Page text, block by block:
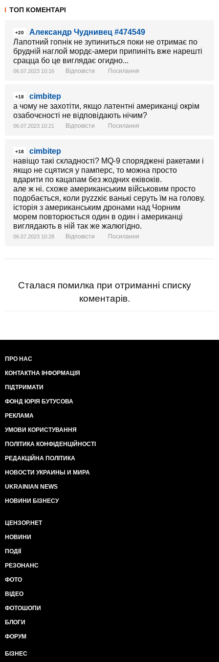
ТОП КОМЕНТАРІ
+20
Александр Чуднивец #474549
Лапотний гопнік не зупиниться поки не отримає по
брудній наглой мордє-амери припиніть вже нарешті
срацца бо це виглядає огидно...
06.07.2023 10:16 Відповісти Посилання
+18
cimbitep
а чому не захотіти, якщо латентні американці окрім
озабочєності не відповідають нічим?
06.07.2023 10:21 Відповісти Посилання
+18
cimbitep
навіщо такі складності? MQ-9 споряджені ракетами і
якщо не сцятися у памперс, то можна просто
вдарити по кацапам без жодних еківоків.
але ж ні. схоже американським військовим просто
подобається, коли руzzкіє ванькі серуть їм на голову.
історія з американським дронами над Чорним
морем повторюється один в один і американці
виглядають в ній так же жалюгідно.
06.07.2023 10:28 Відповісти Посилання
Сталася помилка при отриманні списку
коментарів.
ПРО НАС
КОНТАКТНА ІНФОРМАЦІЯ
ПІДТРИМАТИ
ФОНД ЮРІЯ БУТУСОВА
РЕКЛАМА
УМОВИ КОРИСТУВАННЯ
ПОЛІТИКА КОНФІДЕНЦІЙНОСТІ
РЕДАКЦІЙНА ПОЛІТИКА
НОВОСТИ УКРАИНЫ И МИРА
UKRAINIAN NEWS
НОВИНИ БІЗНЕСУ
ЦЕНЗОР.НЕТ
НОВИНИ
ПОДІЇ
РЕЗОНАНС
ФОТО
ВІДЕО
ФОТОШОПИ
БЛОГИ
ФОРУМ
БІЗНЕС